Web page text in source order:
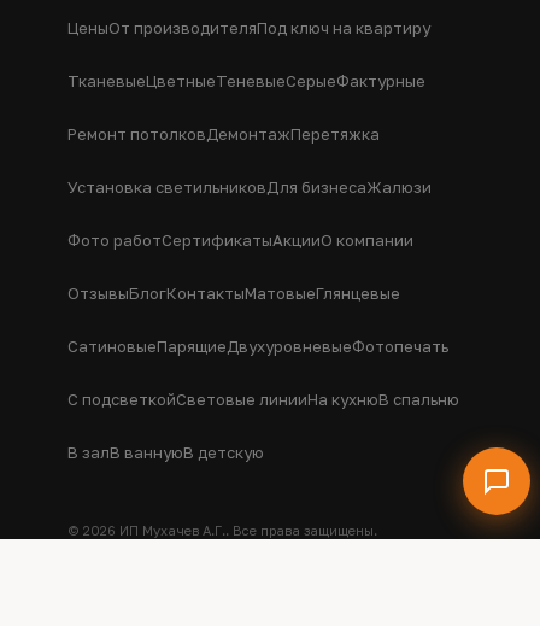
ЦеныОт производителяПод ключ на квартиру
ТканевыеЦветныеТеневыеСерыеФактурные
Ремонт потолковДемонтажПеретяжка
Установка светильниковДля бизнесаЖалюзи
Фото работСертификатыАкцииО компании
ОтзывыБлогКонтактыМатовыеГлянцевые
СатиновыеПарящиеДвухуровневыеФотопечать
С подсветкойСветовые линииНа кухнюВ спальню
В залВ ваннуюВ детскую
© 2026 ИП Мухачев А.Г.. Все права защищены.